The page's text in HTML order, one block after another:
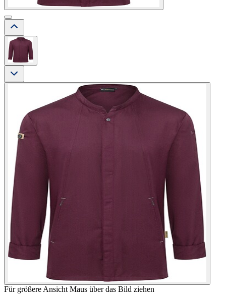
Für größere Ansicht Maus über das Bild ziehen